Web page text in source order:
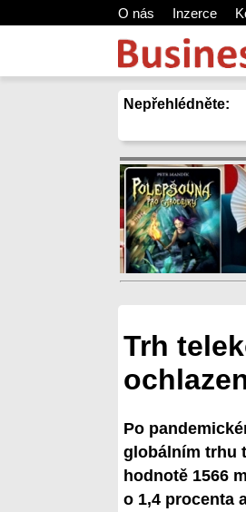
O nás Inzerce
Nepřehlédněte:
Trh
Po
globálním trhu
hodnotě 1566
o 1,4 procenta